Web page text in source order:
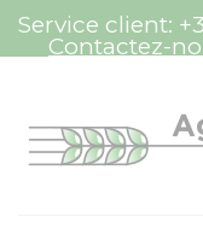
Service client:
Contactez-
Panneau de gestion